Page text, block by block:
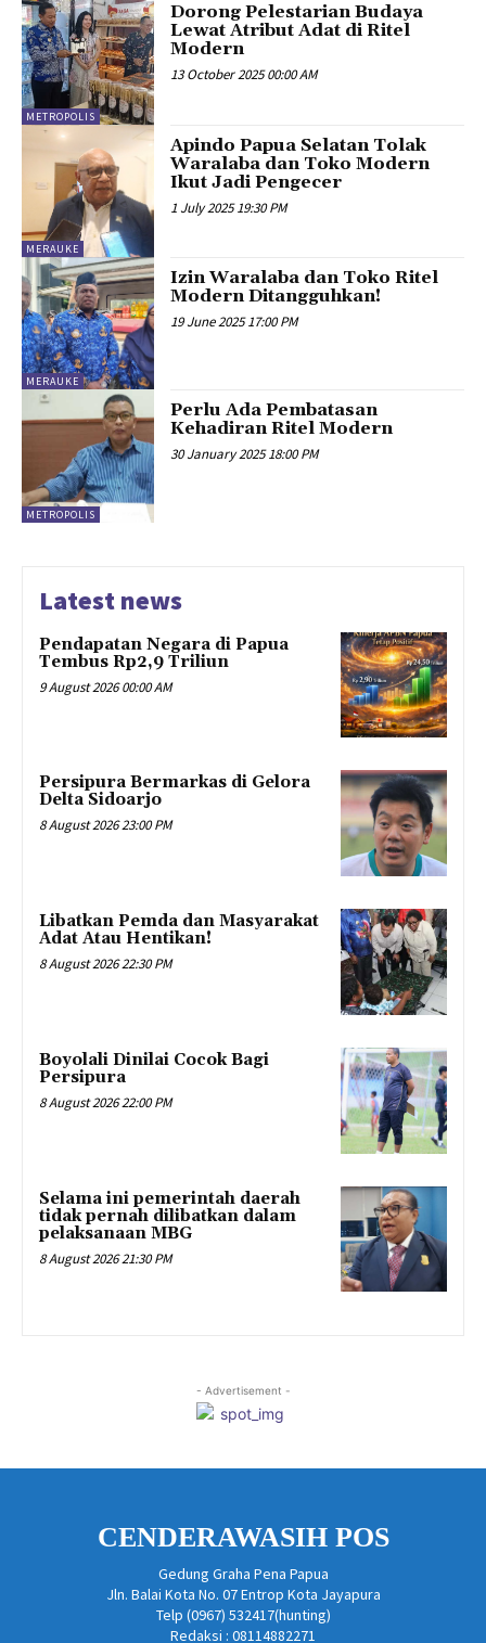
METROPOLIS
Dorong Pelestarian Budaya
Lewat Atribut Adat di Ritel
Modern
13 October 2025 00:00 AM
MERAUKE
Apindo Papua Selatan Tolak
Waralaba dan Toko Modern
Ikut Jadi Pengecer
1 July 2025 19:30 PM
MERAUKE
Izin Waralaba dan Toko Ritel
Modern Ditangguhkan!
19 June 2025 17:00 PM
METROPOLIS
Perlu Ada Pembatasan
Kehadiran Ritel Modern
30 January 2025 18:00 PM
Latest news
Pendapatan Negara di Papua
Tembus Rp2,9 Triliun
9 August 2026 00:00 AM
Persipura Bermarkas di Gelora
Delta Sidoarjo
8 August 2026 23:00 PM
Libatkan Pemda dan Masyarakat
Adat Atau Hentikan!
8 August 2026 22:30 PM
Boyolali Dinilai Cocok Bagi
Persipura
8 August 2026 22:00 PM
Selama ini pemerintah daerah
tidak pernah dilibatkan dalam
pelaksanaan MBG
8 August 2026 21:30 PM
- Advertisement -
CENDERAWASIH POS
Gedung Graha Pena Papua
Jln. Balai Kota No. 07 Entrop Kota Jayapura
Telp (0967) 532417(hunting)
Redaksi : 08114882271